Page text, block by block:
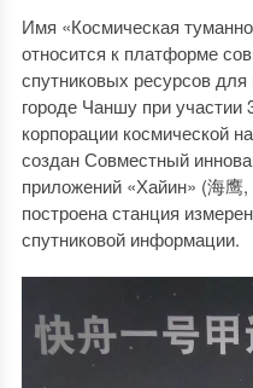
Имя «Космическая
относится к платформе
спутниковых ресурсов
городе Чаншу при участии
корпорации космической
создан Совместный
приложений «Хайин» (海鹰
построена станция
спутниковой информации.